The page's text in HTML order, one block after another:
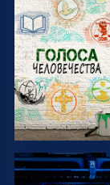
СМОТРЕТЬ
ПЕРЕДАЧИ